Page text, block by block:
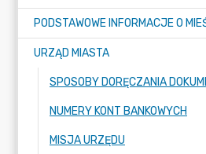
URZĄD MIASTA
NUMERY KONT BANKOWYCH
MISJA URZĘDU